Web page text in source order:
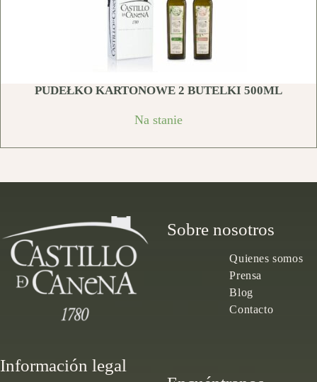
PUDEŁKO KARTONOWE 2 BUTELKI 500ML
Na stanie
Sobre nosotros
Quienes somos
Prensa
Blog
Contacto
Información legal